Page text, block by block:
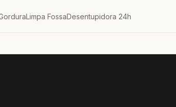
Limpa FossaDesentupidora 24h